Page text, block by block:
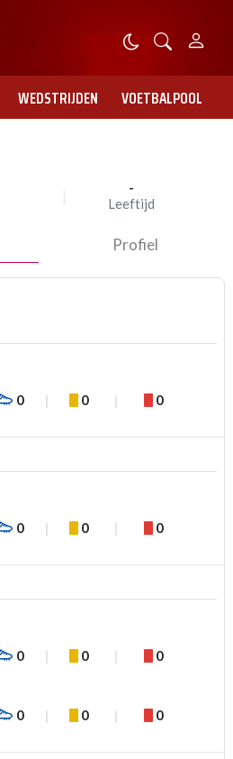
WEDSTRIJDEN VOETBALPOOL
-
Leeftijd
Profiel
0 0 0
0 0 0
0 0 0
0 0 0